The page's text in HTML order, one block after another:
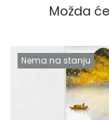
Možda
Nema na stanju